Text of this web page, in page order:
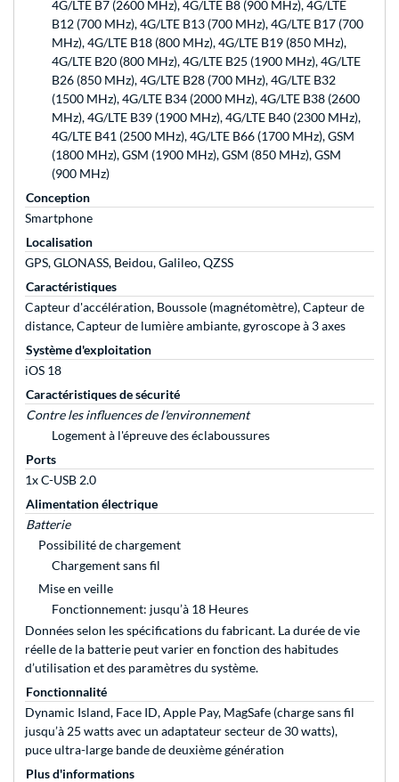
4G/LTE B7 (2600 MHz), 4G/LTE B8 (900 MHz), 4G/LTE
B12 (700 MHz), 4G/LTE B13 (700 MHz), 4G/LTE B17 (700
MHz), 4G/LTE B18 (800 MHz), 4G/LTE B19 (850 MHz),
4G/LTE B20 (800 MHz), 4G/LTE B25 (1900 MHz), 4G/LTE
B26 (850 MHz), 4G/LTE B28 (700 MHz), 4G/LTE B32
(1500 MHz), 4G/LTE B34 (2000 MHz), 4G/LTE B38 (2600
MHz), 4G/LTE B39 (1900 MHz), 4G/LTE B40 (2300 MHz),
4G/LTE B41 (2500 MHz), 4G/LTE B66 (1700 MHz), GSM
(1800 MHz), GSM (1900 MHz), GSM (850 MHz), GSM
(900 MHz)
Conception
Smartphone
Localisation
GPS, GLONASS, Beidou, Galileo, QZSS
Caractéristiques
Capteur d'accélération, Boussole (magnétomètre), Capteur de
distance, Capteur de lumière ambiante, gyroscope à 3 axes
Système d'exploitation
iOS 18
Caractéristiques de sécurité
Contre les influences de l'environnement
Logement à l'épreuve des éclaboussures
Ports
1x C-USB 2.0
Alimentation électrique
Batterie
Possibilité de chargement
Chargement sans fil
Mise en veille
Fonctionnement: jusqu’à 18 Heures
Données selon les spécifications du fabricant. La durée de vie
réelle de la batterie peut varier en fonction des habitudes
d’utilisation et des paramètres du système.
Fonctionnalité
Dynamic Island, Face ID, Apple Pay, MagSafe (charge sans fil
jusqu’à 25 watts avec un adaptateur secteur de 30 watts),
puce ultra-large bande de deuxième génération
Plus d'informations